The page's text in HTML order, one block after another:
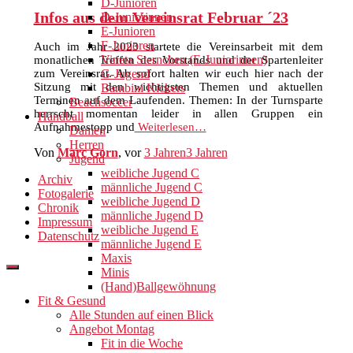
D-Junioren
D-Juniorinnen
E-Junioren
F-Junioren
Vineta Sternchen (E-Juniorinnen)
G-Jugend
Bambini Kickers
Beachsoccer
Handball
Damen
Herren
Jugend
weibliche Jugend C
männliche Jugend C
weibliche Jugend D
männliche Jugend D
weibliche Jugend E
männliche Jugend E
Maxis
Minis
(Hand)Ballgewöhnung
Fit & Gesund
Alle Stunden auf einen Blick
Angebot Montag
Fit in die Woche
Infos aus dem Vereinsrat Februar ´23
Auch im Jahr 2023 startete die Vereinsarbeit mit dem
monatlichen Treffen des Vorstands und der Spartenleiter
zum Vereinsrat. Ab sofort halten wir euch hier nach der
Sitzung mit den wichtigsten Themen und aktuellen
Terminen auf dem Laufenden. Themen: In der Turnsparte
herrscht momentan leider in allen Gruppen ein
Aufnahmestopp und Weiterlesen…
Von Marc Gorn, vor3 Jahren3 Jahren
Archiv
Fotogalerie
Chronik
Impressum
Datenschutz